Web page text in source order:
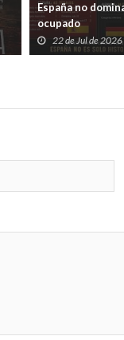
España no
ocupado
22 de Jul de 2026